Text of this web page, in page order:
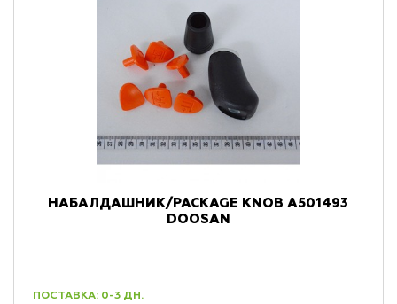
НАБАЛДАШНИК/PACKAGE KNOB A501493
DOOSAN
ПОСТАВКА: 0-3 ДН.